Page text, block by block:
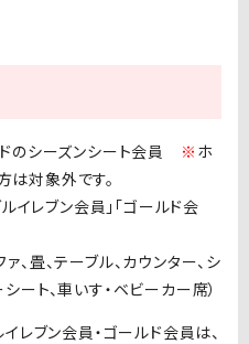
ドのシーズンシート会員 ※ ホ
対象外です。
イレブン会員」「ゴールド会
ァ、畳、テーブル、カウンター、シ
ート、車いす・ベビーカー席）
レブン会員・ゴールド会員は、